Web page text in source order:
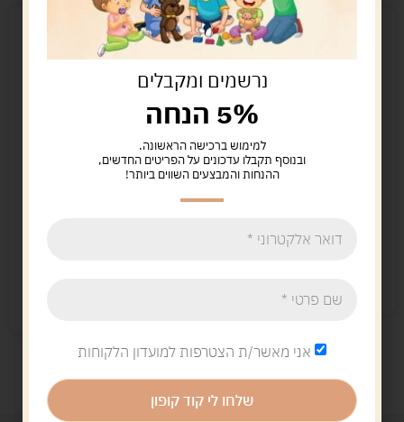
הוספה לסל
נשארו במלאי רק 1
נרשמים ומקבלים
5% הנחה
למימוש ברכישה הראשונה.
ובנוסף תקבלו עדכונים על הפריטים החדשים,
ההנחות והמבצעים השווים ביותר!
אני מאשר/ת הצטרפות למועדון הלקוחות
שלחו לי קוד קופון